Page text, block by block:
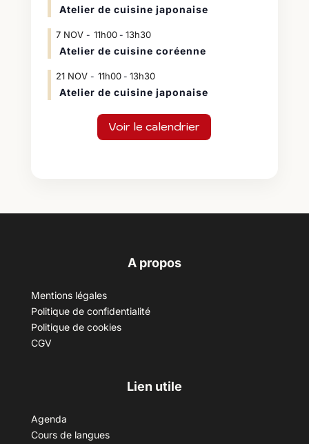
Atelier de cuisine japonaise
7 NOV 11h00- 13h30
Atelier de cuisine coréenne
21 NOV 11h00- 13h30
Atelier de cuisine japonaise
Voir le calendrier
A propos
Mentions légales
Politique de confidentialité
Politique de cookies
CGV
Lien utile
Agenda
Cours de langues